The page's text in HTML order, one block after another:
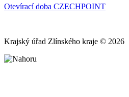
Otevírací doba CZECHPOINT
Krajský úřad Zlínského kraje © 2026